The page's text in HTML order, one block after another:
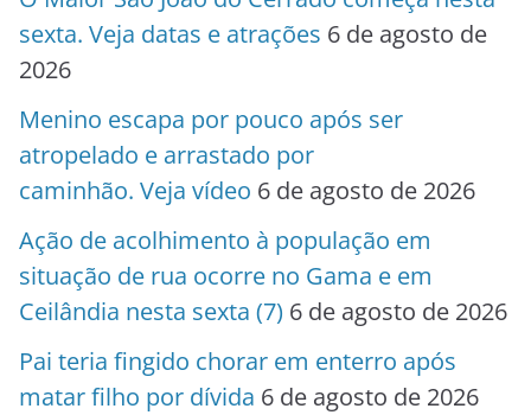
sexta. Veja datas e atrações 6 de agosto de
2026
Menino escapa por pouco após ser
atropelado e arrastado por
caminhão. Veja vídeo 6 de agosto de 2026
Ação de acolhimento à população em
situação de rua ocorre no Gama e em
Ceilândia nesta sexta (7) 6 de agosto de 2026
Pai teria fingido chorar em enterro após
matar filho por dívida 6 de agosto de 2026